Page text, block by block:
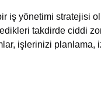
iş yönetimi stratejisi
takdirde ciddi
işlerinizi